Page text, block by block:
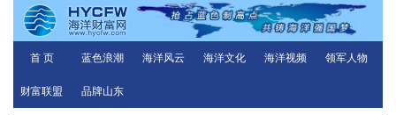
首 页 蓝色浪潮 海洋风云 海洋文化 海洋视频 领军人物
财富联盟 品牌山东